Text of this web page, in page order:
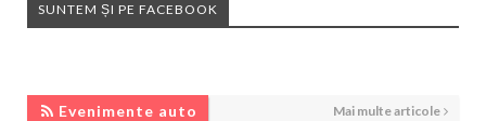
SUNTEM ȘI PE FACEBOOK
Evenimente auto Mai multe articole